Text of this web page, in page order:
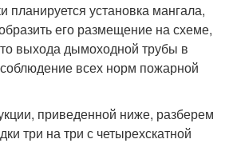
планируется установка мангала,
его размещение на схеме,
выхода дымоходной трубы в
всех норм пожарной
приведенной ниже, разберем
три на три с четырехскатной